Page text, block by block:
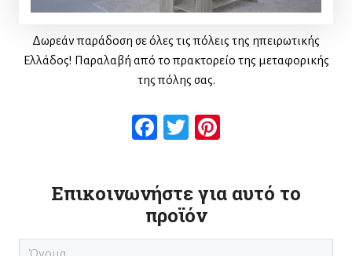
Δωρεάν παράδοση σε όλες τις πόλεις της ηπειρωτικής
Ελλάδος! Παραλαβή από το πρακτορείο της μεταφορικής
της πόλης σας.
Facebook
Twitter
Επικοινωνήστε για αυτό το
προϊόν